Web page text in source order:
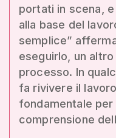
portati in scena,
alla base del
semplice”
eseguirlo, un
processo. In
fa rivivere il
fondamentale
comprensione